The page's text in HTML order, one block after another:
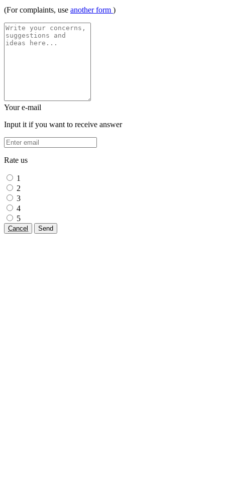
(For complaints, use another form )
Your e-mail
Input it if you want to receive answer
Rate us
1
2
3
4
5
Cancel Send